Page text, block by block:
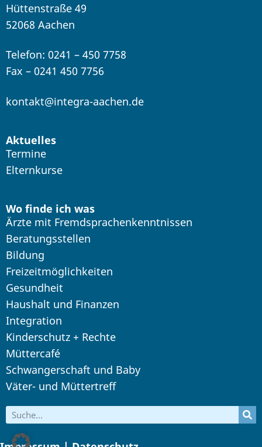
Hüttenstraße 49
52068 Aachen
Telefon: 0241 – 450 7758
Fax – 0241 450 7756
kontakt@integra-aachen.de
Aktuelles
Termine
Elternkurse
Wo finde ich was
Ärzte mit Fremdsprachenkenntnissen
Beratungsstellen
Bildung
Freizeitmöglichkeiten
Gesundheit
Haushalt und Finanzen
Integration
Kinderschutz + Rechte
Müttercafé
Schwangerschaft und Baby
Väter- und Müttertreff